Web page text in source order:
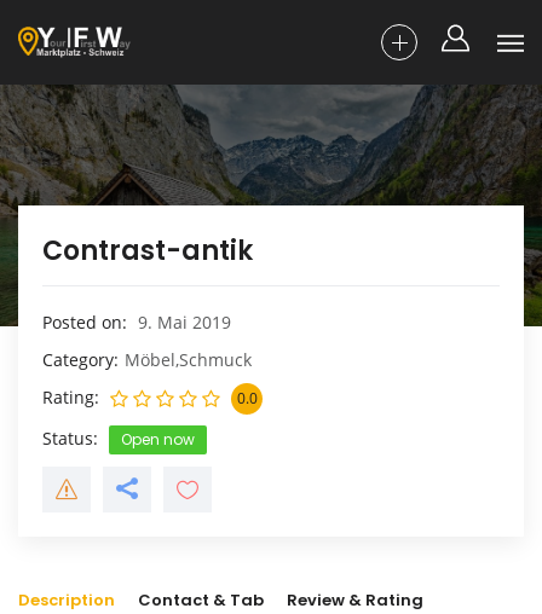
Contrast-antik
Posted on
9. Mai 2019
Category Möbel,Schmuck
Rating
0.0
Status Open now
Description Contact & Tab Review & Rating